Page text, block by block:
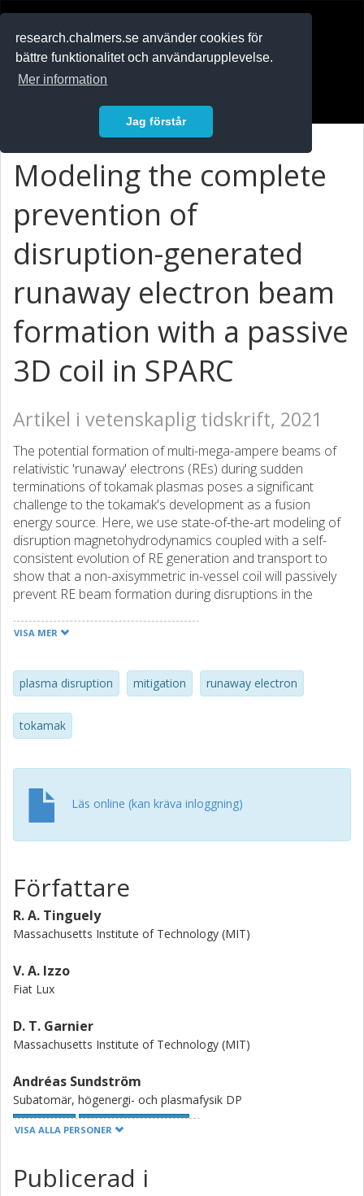
research.chalmers.se använder cookies för
bättre funktionalitet och användarupplevelse.
Mer information
Jag förstår
Modeling the complete
prevention of
disruption-generated
runaway electron beam
formation with a passive
3D coil in SPARC
Artikel i vetenskaplig tidskrift, 2021
The potential formation of multi-mega-ampere beams of
relativistic 'runaway' electrons (REs) during sudden
terminations of tokamak plasmas poses a significant
challenge to the tokamak's development as a fusion
energy source. Here, we use state-of-the-art modeling of
disruption magnetohydrodynamics coupled with a self-
consistent evolution of RE generation and transport to
show that a non-axisymmetric in-vessel coil will passively
prevent RE beam formation during disruptions in the
capable of achieving a fusion gain Q > 2 in deuterium-
VISA MER
plasma disruption mitigation runaway electron
tokamak
Läs online (kan kräva inloggning)
Författare
R. A. Tinguely
Massachusetts Institute of Technology (MIT)
V. A. Izzo
Fiat Lux
D. T. Garnier
Massachusetts Institute of Technology (MIT)
Andréas Sundström
Subatomär, högenergi- och plasmafysik DP
Forskning Andra publikationer
K. Sarkimaki
Max-Planck-Gesellschaft
VISA ALLA PERSONER
Publicerad i